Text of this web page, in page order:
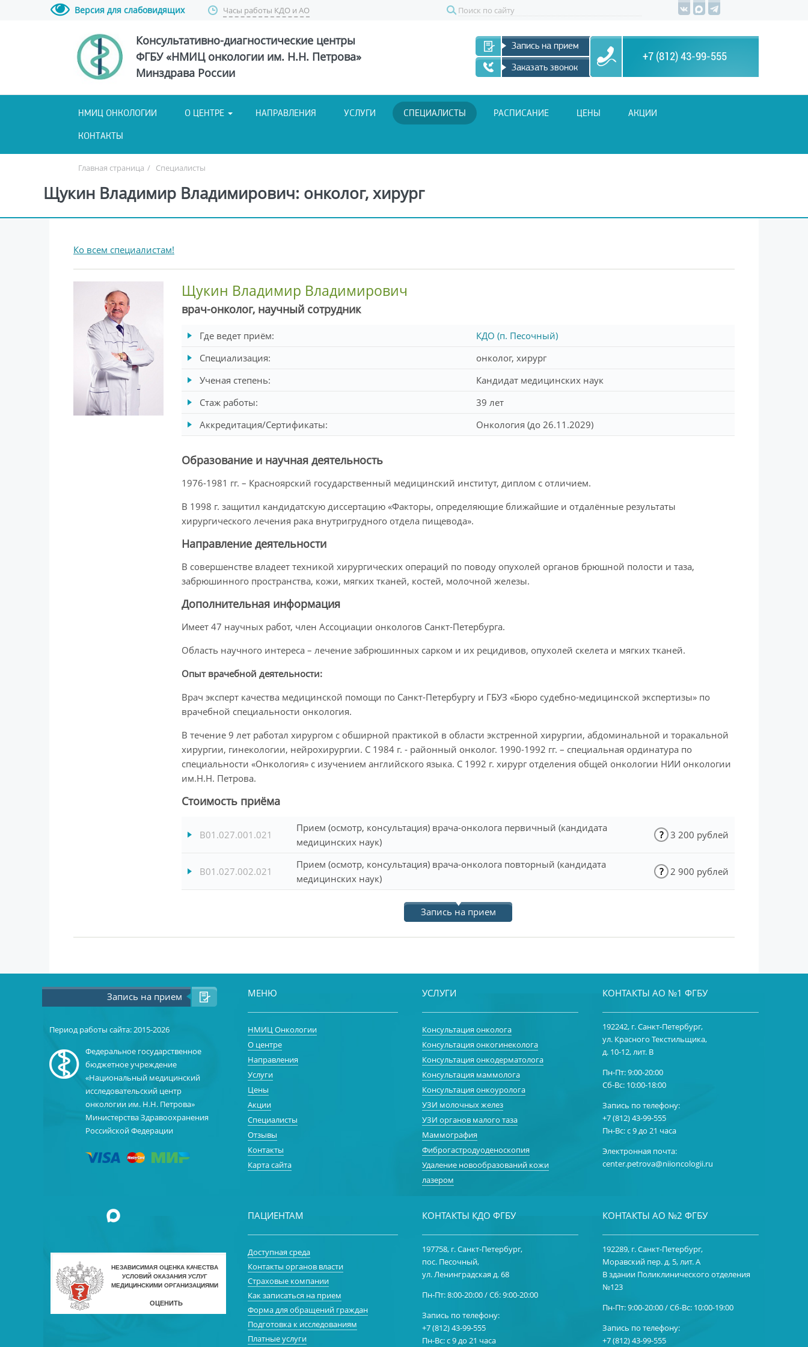
Версия для слабовидящих Часы работы КДО и АО Поиск
Консультативно-диагностические центры
ФГБУ «НМИЦ онкологии им. Н.Н. Петрова»
Минздрава России
Запись на прием
Заказать звонок
+7 (812) 43-99-555
НМИЦ ОНКОЛОГИИ О ЦЕНТРЕ НАПРАВЛЕНИЯ УСЛУГИ СПЕЦИАЛИСТЫ РАСПИСАНИЕ ЦЕНЫ АКЦИИ
КОНТАКТЫ
Главная страница / Специалисты
Щукин Владимир Владимирович: онколог, хирург
Ко всем специалистам!
Щукин Владимир Владимирович
врач-онколог, научный сотрудник
Где ведет приём:
КДО (п. Песочный)
Специализация:
онколог, хирург
Ученая степень:
Кандидат медицинских наук
Стаж работы:
39 лет
Аккредитация/Сертификаты:
Онкология (до 26.11.2029)
Образование и научная деятельность
1976-1981 гг. – Красноярский государственный медицинский институт, диплом с отличием.
В 1998 г. защитил кандидатскую диссертацию «Факторы, определяющие ближайшие и отдалённые результаты
хирургического лечения рака внутригрудного отдела пищевода».
Направление деятельности
В совершенстве владеет техникой хирургических операций по поводу опухолей органов брюшной полости и таза,
забрюшинного пространства, кожи, мягких тканей, костей, молочной железы.
Дополнительная информация
Имеет 47 научных работ, член Ассоциации онкологов Санкт-Петербурга.
Область научного интереса – лечение забрюшинных сарком и их рецидивов, опухолей скелета и мягких тканей.
Опыт врачебной деятельности:
Врач эксперт качества медицинской помощи по Санкт-Петербургу и ГБУЗ «Бюро судебно-медицинской экспертизы» по
врачебной специальности онкология.
В течение 9 лет работал хирургом c обширной практикой в области экстренной хирургии, абдоминальной и торакальной
хирургии, гинекологии, нейрохирургии. С 1984 г. - районный онколог. 1990-1992 гг. – специальная ординатура по
специальности «Онкология» с изучением английского языка. С 1992 г. хирург отделения общей онкологии НИИ онкологии
им.Н.Н. Петрова.
Стоимость приёма
B01.027.001.021
Прием (осмотр, консультация) врача-онколога первичный (кандидата
медицинских наук)
? 3 200 рублей
B01.027.002.021
Прием (осмотр, консультация) врача-онколога повторный (кандидата
медицинских наук)
? 2 900 рублей
Запись на прием
Запись на прием
Период работы сайта: 2015-2026
Федеральное государственное
бюджетное учреждение
«Национальный медицинский
исследовательский центр
онкологии им. Н.Н. Петрова»
Министерства Здравоохранения
Российской Федерации
МЕНЮ
НМИЦ Онкологии
О центре
Направления
Услуги
Цены
Акции
Специалисты
Отзывы
Контакты
Карта сайта
УСЛУГИ
Консультация онколога
Консультация онкогинеколога
Консультация онкодерматолога
Консультация маммолога
Консультация онкоуролога
УЗИ молочных желез
УЗИ органов малого таза
Маммография
Фиброгастродуоденоскопия
Удаление новообразований кожи
лазером
КОНТАКТЫ АО №1 ФГБУ
192242, г. Санкт-Петербург,
ул. Красного Текстильщика,
д. 10-12, лит. В
Пн-Пт: 9:00-20:00
Сб-Вс: 10:00-18:00
Запись по телефону:
+7 (812) 43-99-555
Пн-Вс: с 9 до 21 часа
Электронная почта:
center.petrova@niioncologii.ru
ПАЦИЕНТАМ
Доступная среда
Контакты органов власти
Страховые компании
Как записаться на прием
Форма для обращений граждан
Подготовка к исследованиям
Платные услуги
КОНТАКТЫ КДО ФГБУ
197758, г. Санкт-Петербург,
пос. Песочный,
ул. Ленинградская д. 68
Пн-Пт: 8:00-20:00 / Сб: 9:00-20:00
Запись по телефону:
+7 (812) 43-99-555
Пн-Вс: с 9 до 21 часа
КОНТАКТЫ АО №2 ФГБУ
192289, г. Санкт-Петербург,
Моравский пер. д. 5, лит. А
В здании Поликлинического отделения
№123
Пн-Пт: 9:00-20:00 / Сб-Вс: 10:00-19:00
Запись по телефону:
+7 (812) 43-99-555